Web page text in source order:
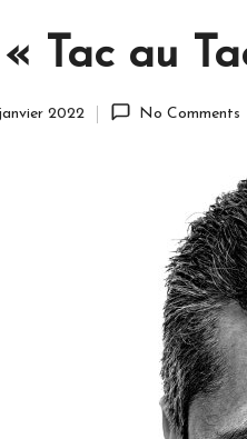
Tac au
2022 No Comments